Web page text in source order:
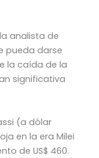
analista de
pueda darse
la caída de la
significativa
(a dólar
en la era Milei
de US$ 460.